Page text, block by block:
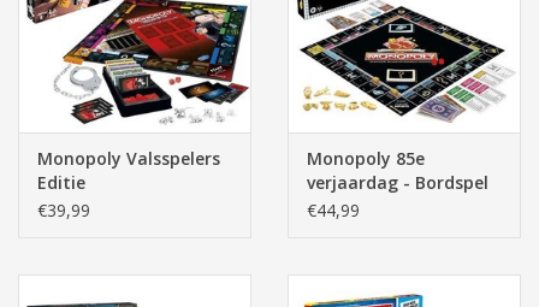
Monopoly Valsspelers
Editie
€39,99
Monopoly 85e
verjaardag - Bordspel
€44,99